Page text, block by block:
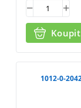
Koupit